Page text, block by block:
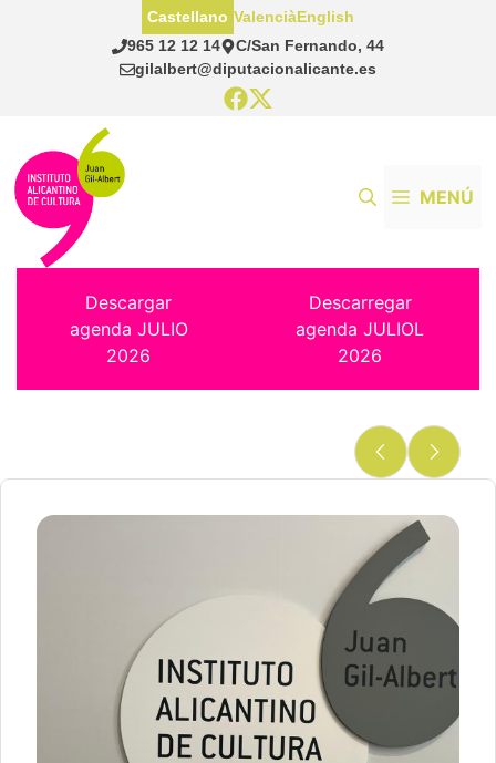
965 12 12 14
C/San Fernando, 44
gilalbert@diputacionalicante.es
Castellano ValenciàEnglish
MENÚ
Descargar
agenda JULIO
2026
Descarregar
agenda JULIOL
2026